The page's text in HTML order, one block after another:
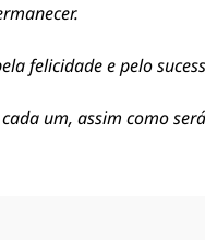
felicidade e pelo
um, assim como